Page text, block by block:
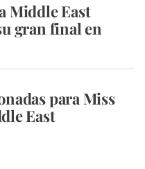
Middle East
gran final en
para Miss
East